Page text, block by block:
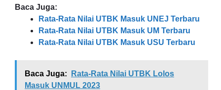
Baca Juga:
Rata-Rata Nilai UTBK Masuk UNEJ Terbaru
Rata-Rata Nilai UTBK Masuk UM Terbaru
Rata-Rata Nilai UTBK Masuk USU Terbaru
Baca Juga:
Rata-Rata Nilai UTBK Lolos
Masuk UNMUL 2023